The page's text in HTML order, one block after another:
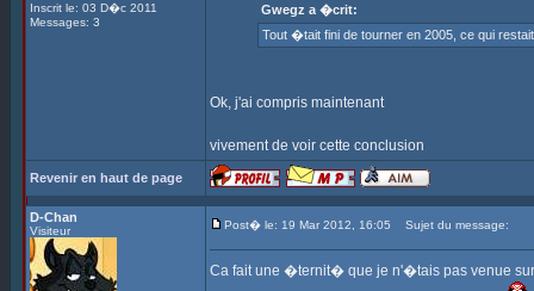
Inscrit le: 03 D�c 2011
Messages: 3
Gwegz a �crit:
Tout �tait fini de tourner en 2005, ce qui
Ok, j'ai compris maintenant
vivement de voir cette conclusion
Revenir en haut de page
D-Chan
Visiteur Post� le: 19 Mar 2012, 16:05 Sujet du message:
Ca fait une �ternit� que je n'�tais pas venue